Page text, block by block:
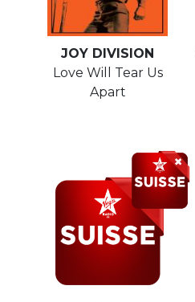
JOY DIVISION
Love Will Tear Us
Apart